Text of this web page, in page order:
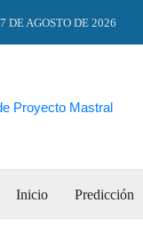
DE AGOSTO DE 2026
Inicio Predicción